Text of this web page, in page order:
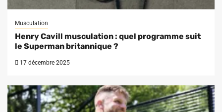
Musculation
Henry Cavill musculation : quel programme suit
le Superman britannique ?
17 décembre 2025